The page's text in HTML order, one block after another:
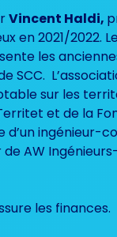
Vincent Haldi,
en 2021/2022.
les
SCC.
sur les
et de la
ingénieur-
AW
les finances.